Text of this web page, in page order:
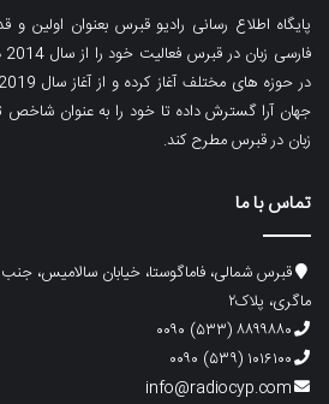
پایگاه اطلاع رسانی رادیو قبرس بعنوان اولین
جهان آرا گسترش داده تا خود را به عنوان شاخص
زبان در قبرس مطرح کند.
تماس با ما
ماگری، پلاک۲
۸۸۹۹۸۸۰ (۵۳۳) ۰۰۹۰
۱۰۱۶۱۰۰ (۵۳۹) ۰۰۹۰
info@radiocyp.com